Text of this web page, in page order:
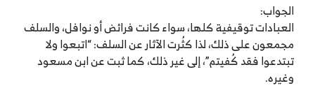
الجواب:
العبادات توقيفية كلها، سواء كانت فرائض أو نوافل، والسلف
مجمعون على ذلك، لذا كثُرت الآثار عن السلف: “اتبعوا ولا
تبتدعوا فقد كُفيتم”، إلى غير ذلك، كما ثبت عن ابن مسعود
وغيره.